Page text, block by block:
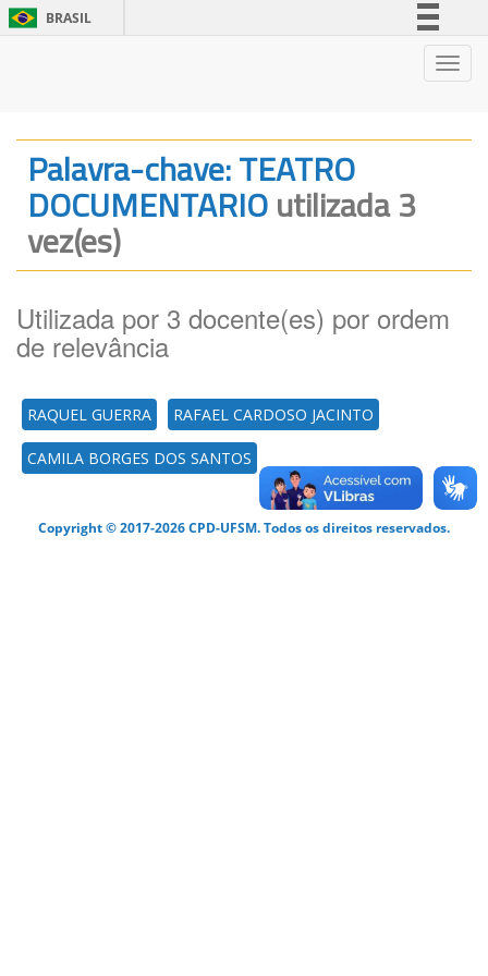
BRASIL
Legislação
Canais
Palavra-chave: TEATRO
DOCUMENTARIOutilizada 3
vez(es)
Utilizada por 3 docente(es) por ordem
de relevância
RAQUEL GUERRA RAFAEL CARDOSO JACINTO
CAMILA BORGES DOS SANTOS
Copyright © 2017-2026 CPD-UFSM. Todos os direitos reservados.